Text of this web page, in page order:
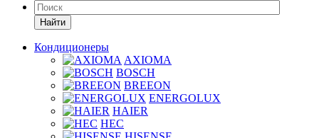
Найти
Кондиционеры
AXIOMA
BOSCH
BREEON
ENERGOLUX
HAIER
HEC